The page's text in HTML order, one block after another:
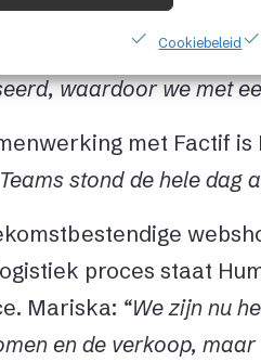
Cookiebeleid
te groeien. Met
stijgende vraag goed
waardoor we met
met Factif
stond de hele dag
proces staat
Mariska: “We zijn nu
en de verkoop,